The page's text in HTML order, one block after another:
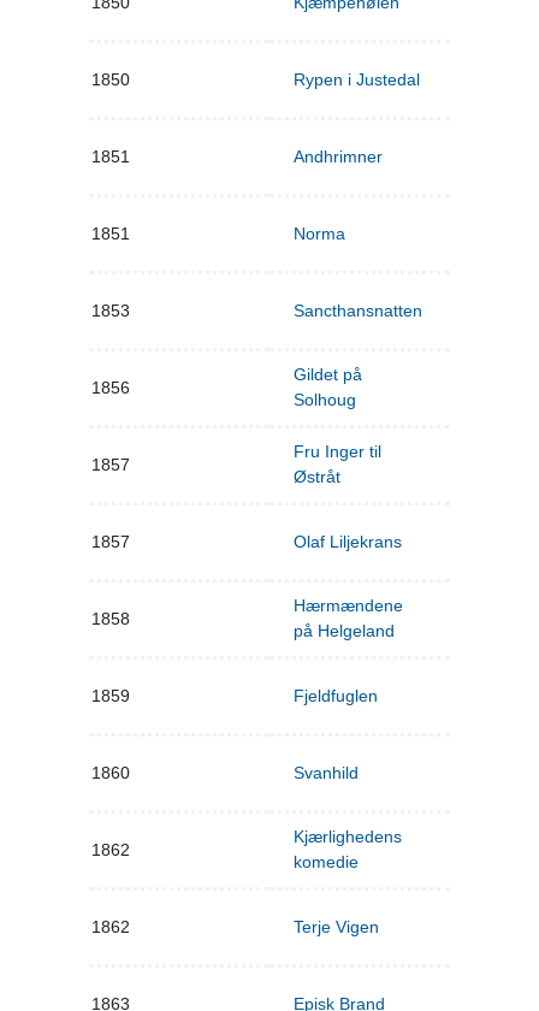
1850 Rypen i Justedal
1851 Andhrimner
1851 Norma
1853 Sancthansnatten
1856
Gildet på
Solhoug
1857
Fru Inger til
Østråt
1857 Olaf Liljekrans
1858
Hærmændene
på Helgeland
1859 Fjeldfuglen
1860 Svanhild
1862
Kjærlighedens
komedie
1862 Terje Vigen
1863 Episk Brand